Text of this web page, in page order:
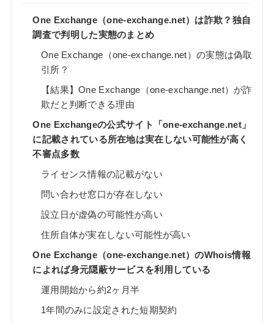
One Exchange（one-exchange.net）は詐欺？独自
調査で判明した実態のまとめ
One Exchange（one-exchange.net）の実態は偽取
引所？
【結果】One Exchange（one-exchange.net）が詐
欺だと判断できる理由
One Exchangeの公式サイト「one-exchange.net」
に記載されている所在地は実在しない可能性が高く
不審点多数
ライセンス情報の記載がない
問い合わせ窓口が存在しない
設立日が虚偽の可能性が高い
住所自体が実在しない可能性が高い
One Exchange（one-exchange.net）のWhois情報
によれば身元隠蔽サービスを利用している
運用開始から約2ヶ月半
1年間のみに設定された短期契約